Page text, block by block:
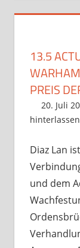
13.5
PREIS
20. Juli
hinterlassen
Diaz Lan
und dem